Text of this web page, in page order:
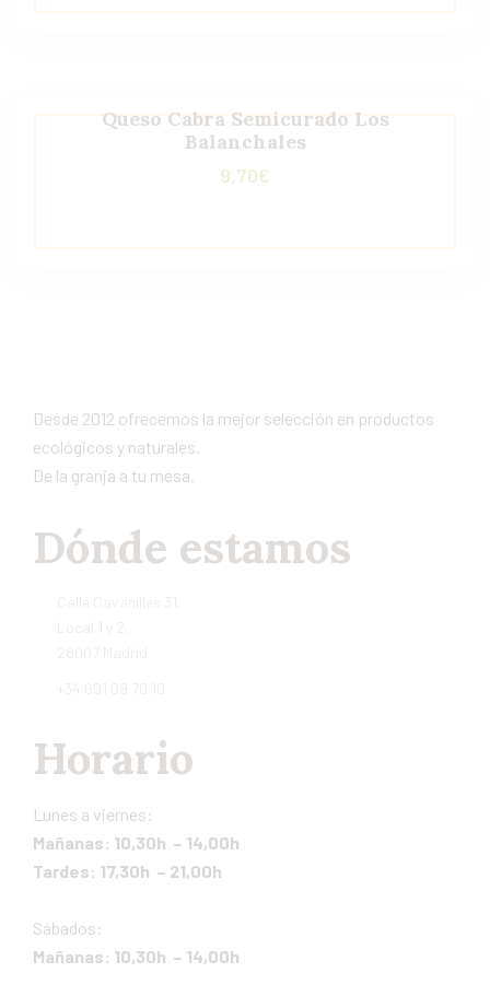
Queso Cabra Semicurado Los
Balanchales
9,70€
Desde 2012 ofrecemos la mejor selección en productos
ecológicos y naturales.
De la granja a tu mesa.
Dónde estamos
Horario
Lunes a viernes:
Mañanas: 10,30h – 14,00h
Tardes: 17,30h – 21,00h
Sábados:
Mañanas: 10,30h – 14,00h